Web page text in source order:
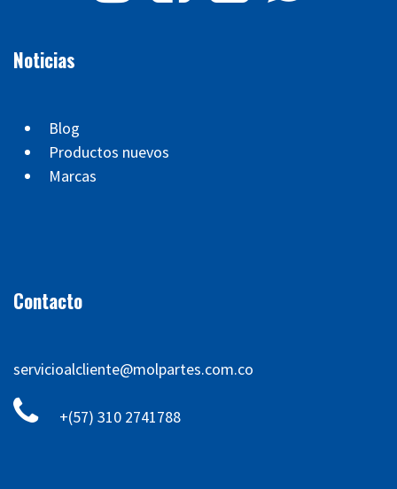
Noticias
Blog
Productos nuevos
Marcas
Contacto
servicioalcliente@molpartes.com.co
+(57) 310 2741788